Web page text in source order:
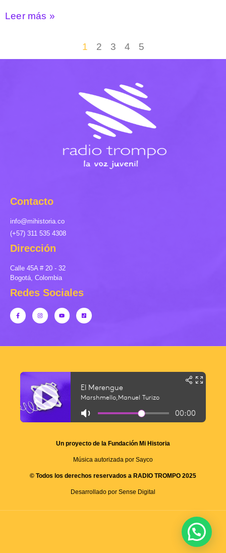
Leer más »
1 2 3 4 5
Contacto
info@mihistoria.co
(+57) 311 535 4308
Dirección
Calle 45A # 20 - 32
Bogotá, Colombia
Redes Sociales
Un proyecto de la Fundación Mi Historia
Música autorizada por Sayco
© Todos los derechos reservados a RADIO TROMPO 2025
Desarrollado por Sense Digital